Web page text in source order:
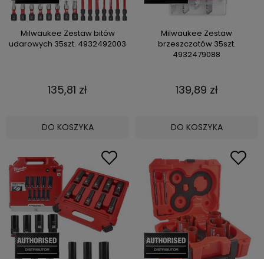
Milwaukee Zestaw bitów
udarowych 35szt. 4932492003
135,81 zł
DO KOSZYKA
Milwaukee Zestaw
brzeszczotów 35szt.
4932479088
139,89 zł
DO KOSZYKA